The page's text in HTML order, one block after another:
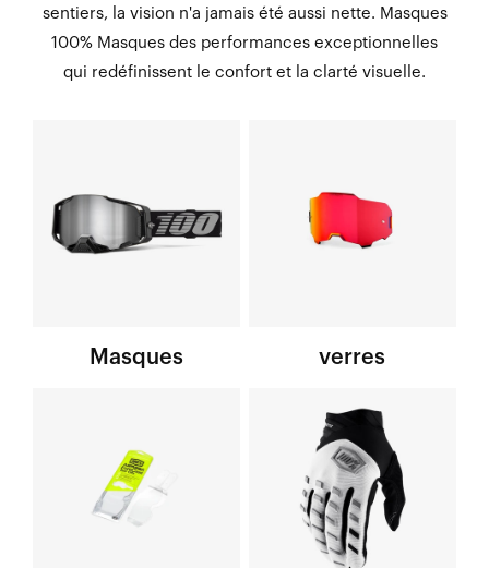
sentiers, la vision n'a jamais été aussi nette. Masques
100% Masques des performances exceptionnelles
qui redéfinissent le confort et la clarté visuelle.
Masques verres